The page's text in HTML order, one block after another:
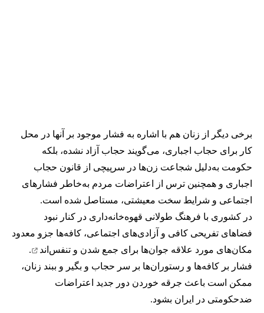
برخی دیگر از زنان هم با اشاره به فشار موجود بر آنها در محل
کار برای حجاب اجباری، می‌گویند حجاب آزاد نشده، بلکه
حکومت به‌دلیل شجاعت زن‌ها در سرپیچی از قانون حجاب
اجباری و همچنین ترس از اعتراضات مردم به‌خاطر فشارهای
اجتماعی و شرایط سخت معیشتی، مستاصل شده است.
در کشوری با فرهنگ طولانی قهوه‌‌خانه‌داری در کنار نبود
فضاهای تفریحی کافی و آزادی‌های اجتماعی، کافه‌ها جزو معدود
مکان‌های مورد علاقه جوان‌ها برای جمع شدن و تنفس‌اند
.
فشار بر کافه‌ها و رستوران‌ها بر سر حجاب و بگیر و ببند زنان،
ممکن است باعث جرقه خوردن دور جدید اعتراضات
ضدحکومتی در ایران بشود.